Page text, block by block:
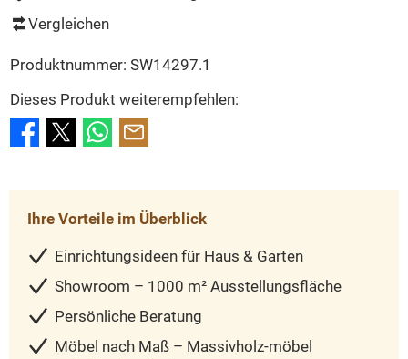
Vergleichen
Produktnummer: SW14297.1
Dieses Produkt weiterempfehlen:
Ihre Vorteile im Überblick
Einrichtungsideen für Haus & Garten
Showroom – 1000 m² Ausstellungsfläche
Persönliche Beratung
Möbel nach Maß – Massivholz-möbel